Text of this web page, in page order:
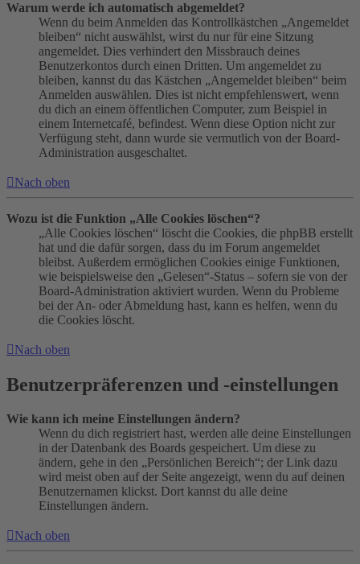
Warum werde ich automatisch abgemeldet?
Wenn du beim Anmelden das Kontrollkästchen „Angemeldet
bleiben“ nicht auswählst, wirst du nur für eine Sitzung
angemeldet. Dies verhindert den Missbrauch deines
Benutzerkontos durch einen Dritten. Um angemeldet zu
bleiben, kannst du das Kästchen „Angemeldet bleiben“ beim
Anmelden auswählen. Dies ist nicht empfehlenswert, wenn
du dich an einem öffentlichen Computer, zum Beispiel in
einem Internetcafé, befindest. Wenn diese Option nicht zur
Verfügung steht, dann wurde sie vermutlich von der Board-
Administration ausgeschaltet.
Nach oben
Wozu ist die Funktion „Alle Cookies löschen“?
„Alle Cookies löschen“ löscht die Cookies, die phpBB erstellt
hat und die dafür sorgen, dass du im Forum angemeldet
bleibst. Außerdem ermöglichen Cookies einige Funktionen,
wie beispielsweise den „Gelesen“-Status – sofern sie von der
Board-Administration aktiviert wurden. Wenn du Probleme
bei der An- oder Abmeldung hast, kann es helfen, wenn du
die Cookies löscht.
Nach oben
Benutzerpräferenzen und -einstellungen
Wie kann ich meine Einstellungen ändern?
Wenn du dich registriert hast, werden alle deine Einstellungen
in der Datenbank des Boards gespeichert. Um diese zu
ändern, gehe in den „Persönlichen Bereich“; der Link dazu
wird meist oben auf der Seite angezeigt, wenn du auf deinen
Benutzernamen klickst. Dort kannst du alle deine
Einstellungen ändern.
Nach oben